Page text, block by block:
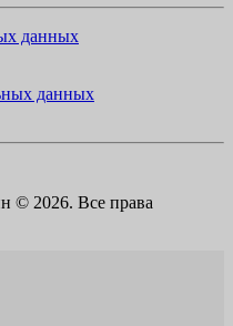
данных
данных
© 2026. Все права